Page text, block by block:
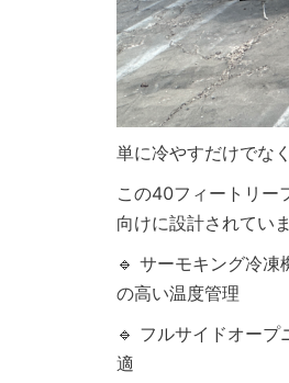
単に冷やすだけでな
この40フィートリー
向けに設計されていま
🔹 サーモキング冷
の高い温度管理
🔹 フルサイドオー
適